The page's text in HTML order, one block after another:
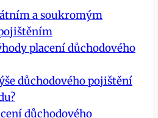
a soukromým
placení důchodového
důchodového pojištění
důchodového